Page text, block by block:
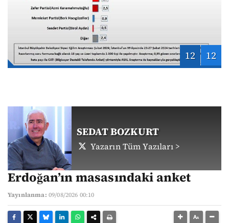
12 12
SEDAT BOZKURT
Yazarın Tüm Yazıları >
Erdoğan’ın masasındaki anket
Yayınlanma: 09/08/2026 00:10